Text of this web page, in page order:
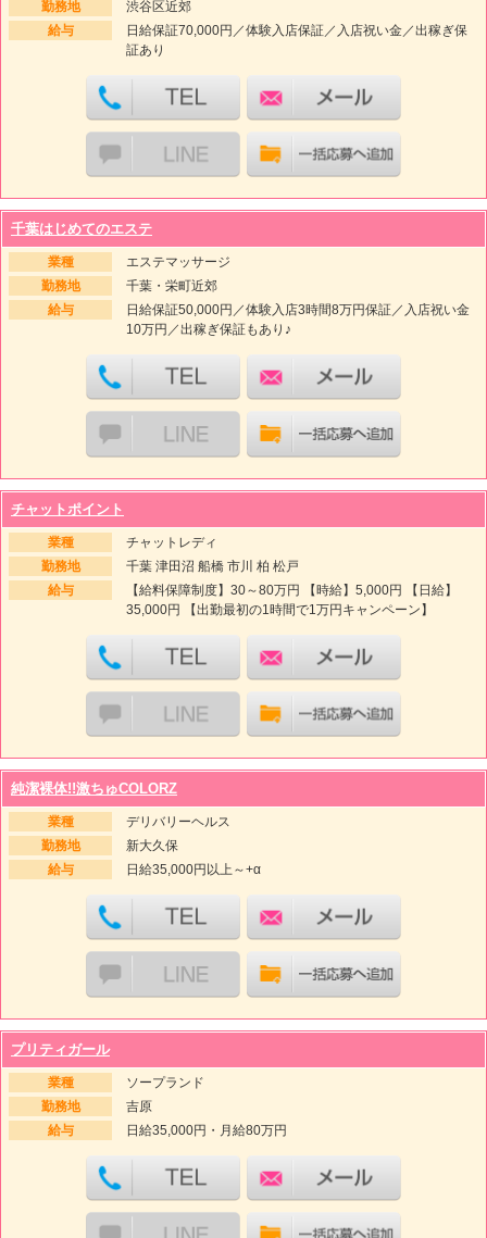
勤務地
渋谷区近郊
給与
日給保証70,000円／体験入店保証／入店祝い金／出稼ぎ保
証あり
千葉はじめてのエステ
業種
エステマッサージ
勤務地
千葉・栄町近郊
給与
日給保証50,000円／体験入店3時間8万円保証／入店祝い金
10万円／出稼ぎ保証もあり♪
チャットポイント
業種
チャットレディ
勤務地
千葉 津田沼 船橋 市川 柏 松戸
給与
【給料保障制度】30～80万円 【時給】5,000円 【日給】
35,000円 【出勤最初の1時間で1万円キャンペーン】
純潔裸体!!激ちゅCOLORZ
業種
デリバリーヘルス
勤務地
新大久保
給与
日給35,000円以上～+α
プリティガール
業種
ソープランド
勤務地
吉原
給与
日給35,000円・月給80万円